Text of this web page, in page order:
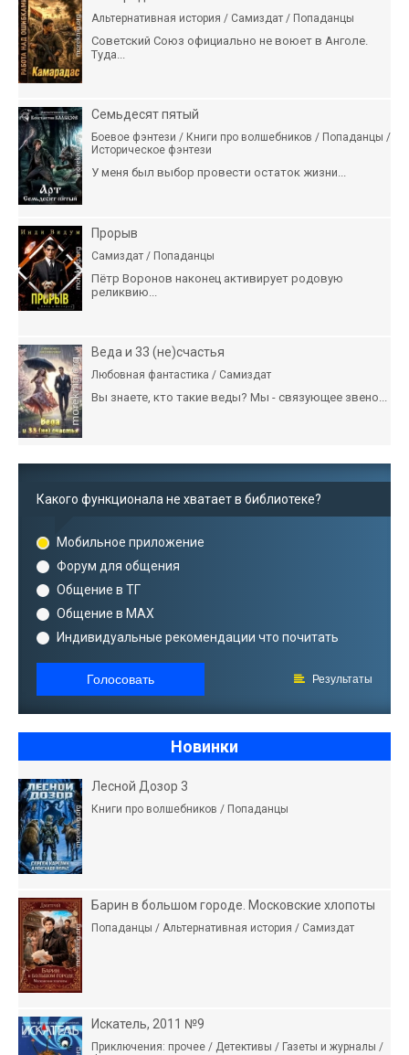
Альтернативная история / Самиздат / Попаданцы
Советский Союз официально не воюет в Анголе.
Туда...
Семьдесят пятый
Боевое фэнтези / Книги про волшебников / Попаданцы /
Историческое фэнтези
У меня был выбор провести остаток жизни...
Прорыв
Самиздат / Попаданцы
Пётр Воронов наконец активирует родовую
реликвию...
Веда и 33 (не)счастья
Любовная фантастика / Самиздат
Вы знаете, кто такие веды? Мы - связующее звено...
Какого функционала не хватает в библиотеке?
Мобильное приложение
Форум для общения
Общение в ТГ
Общение в MAX
Индивидуальные рекомендации что почитать
Голосовать Результаты
Новинки
Лесной Дозор 3
Книги про волшебников / Попаданцы
Барин в большом городе. Московские хлопоты
Попаданцы / Альтернативная история / Самиздат
Искатель, 2011 №9
Приключения: прочее / Детективы / Газеты и журналы /